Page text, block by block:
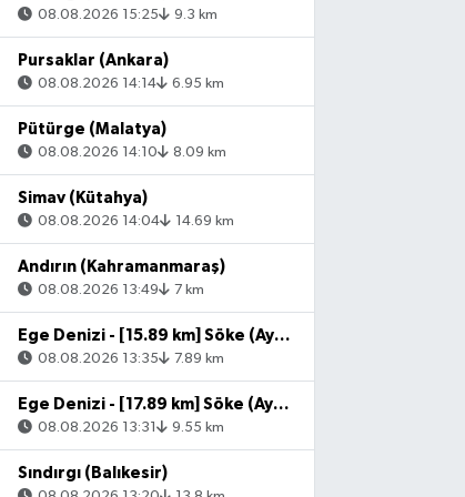
08.08.2026 15:25 9.3 km
Pursaklar (Ankara)
08.08.2026 14:14 6.95 km
Pütürge (Malatya)
08.08.2026 14:10 8.09 km
Simav (Kütahya)
08.08.2026 14:04 14.69 km
Andırın (Kahramanmaraş)
08.08.2026 13:49 7 km
Ege Denizi - [15.89 km] Söke (Aydın)
08.08.2026 13:35 7.89 km
Ege Denizi - [17.89 km] Söke (Aydın)
08.08.2026 13:31 9.55 km
Sındırgı (Balıkesir)